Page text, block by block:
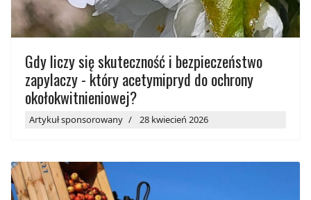
Gdy liczy się skuteczność i bezpieczeństwo
zapylaczy - który acetymipryd do ochrony
okołokwitnieniowej?
Artykuł sponsorowany 28 kwiecień 2026